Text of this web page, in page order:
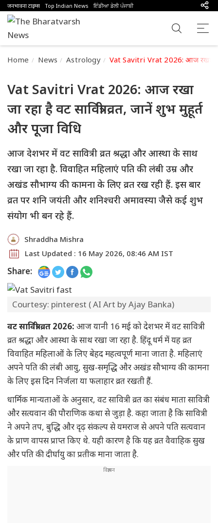
जनभावना टाइम्स Top Indian News ਇੰਡੀਆ ਡੇਲੀ ਪੰਜਾਬੀ
Home News Astrology Vat Savitri Vrat 2026: आज रखा जा
Vat Savitri Vrat 2026: आज रखा
जा रहा है वट सावित्री व्रत, जानें शुभ मुहूर्त
और पूजा विधि
आज देशभर में वट सावित्री व्रत श्रद्धा और आस्था के साथ
रखा जा रहा है. विवाहित महिलाएं पति की लंबी उम्र और
अखंड सौभाग्य की कामना के लिए व्रत रख रही हैं. इस बार
व्रत पर शनि जयंती और शनिश्चरी अमावस्या जैसे कई शुभ
संयोग भी बन रहे हैं.
Shraddha Mishra
Last Updated : 16 May 2026, 08:46 AM IST
Share:
Courtesy: pinterest ( AI Art by Ajay Banka)
वट सावित्री व्रत 2026: आज यानी 16 मई को देशभर में वट सावित्री
व्रत श्रद्धा और आस्था के साथ रखा जा रहा है. हिंदू धर्म में यह व्रत
विवाहित महिलाओं के लिए बेहद महत्वपूर्ण माना जाता है. महिलाएं
अपने पति की लंबी आयु, सुख-समृद्धि और अखंड सौभाग्य की कामना
के लिए इस दिन निर्जला या फलाहार व्रत रखती हैं.
धार्मिक मान्यताओं के अनुसार, वट सावित्री व्रत का संबंध माता सावित्री
और सत्यवान की पौराणिक कथा से जुड़ा है. कहा जाता है कि सावित्री
ने अपने तप, बुद्धि और दृढ़ संकल्प से यमराज से अपने पति सत्यवान
के प्राण वापस प्राप्त किए थे. यही कारण है कि यह व्रत वैवाहिक सुख
और पति की दीर्घायु का प्रतीक माना जाता है.